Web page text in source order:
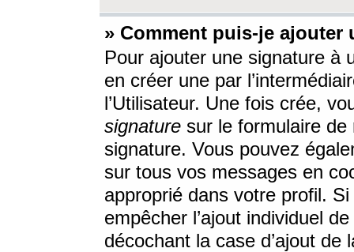
» Comment puis-je ajouter
Pour ajouter une signature à
en créer une par
l’Utilisateur. Une fois crée,
signature sur le formulaire de
signature. Vous pouvez
sur tous vos messages en
approprié dans votre profil.
empêcher l’ajout individuel
décochant la case d’ajout